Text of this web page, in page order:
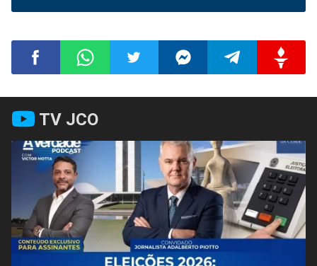
Compartilhar
no
Facebook
no
Whatsapp
no
Twitter
no
Messenger
no
Telegram
no
Gettr
TV JCO